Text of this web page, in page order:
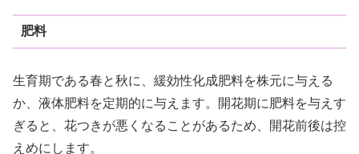
肥料
生育期である春と秋に、緩効性化成肥料を株元に与える
か、液体肥料を定期的に与えます。開花期に肥料を与えす
ぎると、花つきが悪くなることがあるため、開花前後は控
えめにします。